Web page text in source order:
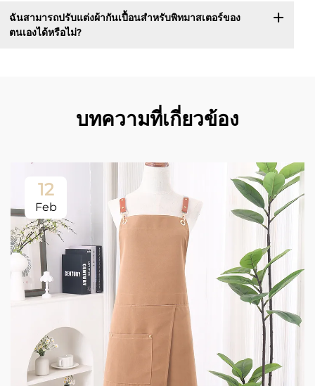
ฉันสามารถปรับแต่งผ้ากันเปื้อนสำหรับพิทมาสเตอร์ของ
ตนเองได้หรือไม่?
บทความที่เกี่ยวข้อง
12
Feb